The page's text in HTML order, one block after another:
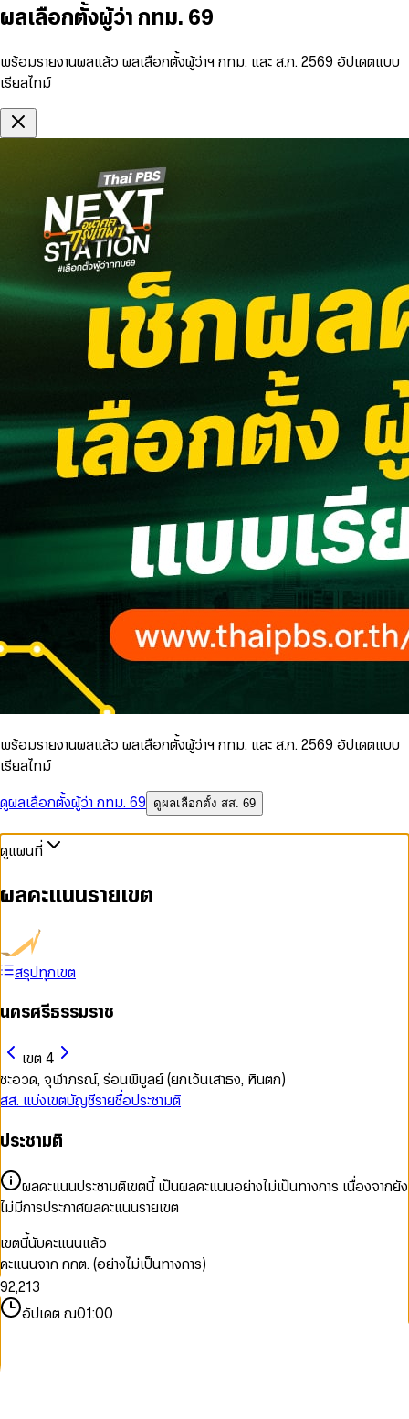
ผลเลือกตั้งผู้ว่า กทม. 69
พร้อมรายงานผลแล้ว ผลเลือกตั้งผู้ว่าฯ กทม. และ ส.ก. 2569 อัปเดตแบบ
เรียลไทม์
พร้อมรายงานผลแล้ว ผลเลือกตั้งผู้ว่าฯ กทม. และ ส.ก. 2569 อัปเดตแบบ
เรียลไทม์
ดูผลเลือกตั้งผู้ว่า กทม. 69
ดูผลเลือกตั้ง สส. 69
ดูแผนที่
ผลคะแนนรายเขต
สรุปทุกเขต
นครศรีธรรมราช
เขต 4
ชะอวด, จุฬาภรณ์, ร่อนพิบูลย์ (ยกเว้นเสาธง, หินตก)
สส. แบ่งเขตบัญชีรายชื่อประชามติ
ประชามติ
ผลคะแนนประชามติเขตนี้ เป็นผลคะแนนอย่างไม่เป็นทางการ เนื่องจากยัง
ไม่มีการประกาศผลคะแนนรายเขต
เขตนี้นับคะแนนแล้ว
คะแนนจาก กกต. (อย่างไม่เป็นทางการ)
0
1
2
3
4
5
6
7
8
9
0
1
2
3
4
,
0
1
2
3
4
0
1
2
3
0
1
2
3
4
5
อัปเดต ณ01:00